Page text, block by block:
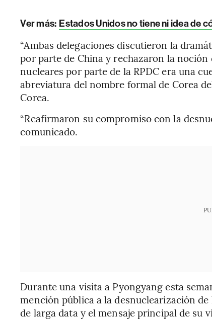
Ver más: Estados Unidos no tiene ni idea de
“Ambas delegaciones discutieron la
por parte de China y rechazaron la noción
nucleares por parte de la RPDC era una
abreviatura del nombre formal de Corea
Corea.
“Reafirmaron su compromiso con la
comunicado.
Durante una visita a Pyongyang esta
mención pública a la desnuclearización
de larga data y el mensaje principal de su